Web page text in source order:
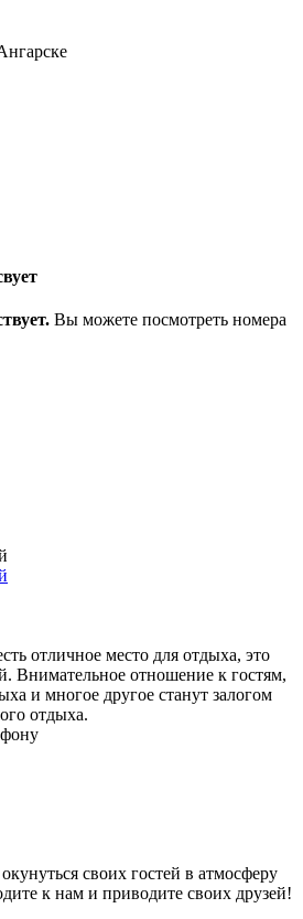
Вы можете посмотреть номера
отличное место для отдыха, это
Внимательное отношение к гостям,
и многое другое станут залогом
отдыха.
своих гостей в атмосферу
к нам и приводите своих друзей!